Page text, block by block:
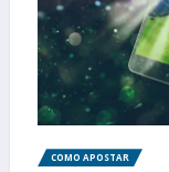
COMO APOSTAR